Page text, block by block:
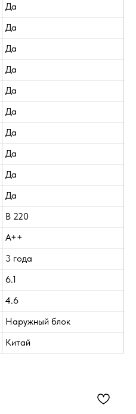
Да
Да
Да
Да
Да
Да
Да
Да
Да
Да
В 220
A++
3 года
6.1
4.6
Наружный блок
Китай